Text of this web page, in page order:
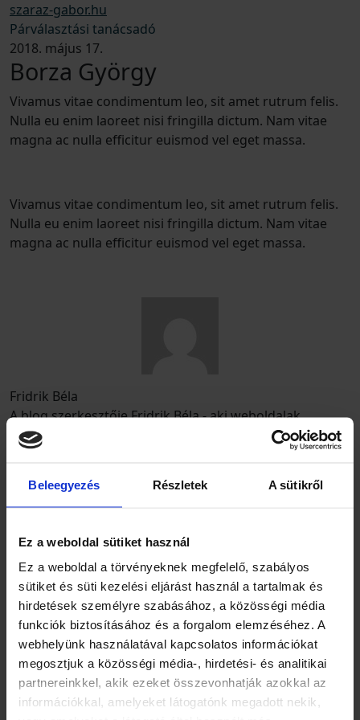
Beleegyezés Részletek A sütikről
Ez a weboldal sütiket használ
Ez a weboldal a törvényeknek megfelelő, szabályos
sütiket és süti kezelési eljárást használ a tartalmak és
hirdetések személyre szabásához, a közösségi média
funkciók biztosításához és a forgalom elemzéséhez. A
webhelyünk használatával kapcsolatos információkat
megosztjuk a közösségi média-, hirdetési- és analitikai
partnereinkkel, akik ezeket összevonhatják azokkal az
információkkal, amelyeket látogatónk megadott nekik,
szaraz-gabor.hu
Párválasztási tanácsadó
2018. május 17.
Borza György
Vivamus vitae condimentum leo, sit amet rutrum felis.
Nulla eu enim laoreet nisi fringilla dictum. Nam vitae
magna ac nulla efficitur euismod vel eget massa.
Vivamus vitae condimentum leo, sit amet rutrum felis.
Nulla eu enim laoreet nisi fringilla dictum. Nam vitae
magna ac nulla efficitur euismod vel eget massa.
Fridrik Béla
A blog szerkesztője Fridrik Béla - aki weboldalak
biztonsági intézkedéseinek szakértője, a WordPress
Magyarország hivatalos moderátora.
Párválasztási Tanácsadó, Házassági / Párkapcsolati
Tanácsadó
+36 20 269 6181
ezeket olvastad már?
Miért lettem párválasztási tanácsadó és egyáltalán
mit jelent ez?
Elárulom a hatékony online társkeresés titkait…
Ingyenes minitréningem segít, hogy eredményesen